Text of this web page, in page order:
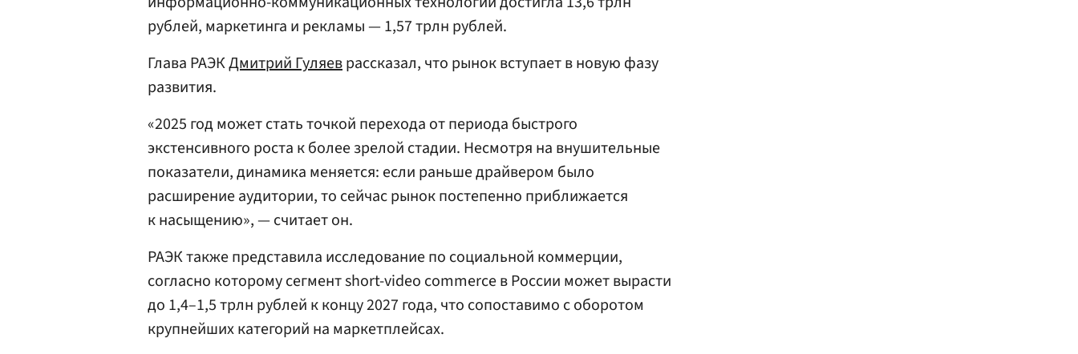
рублей, маркетинга и рекламы — 1,57 трлн рублей.
Глава РАЭКДмитрий Гуляеврассказал, что рынок вступает в новую фазу
развития.
«2025 год может стать точкой перехода от периода быстрого
экстенсивного роста к более зрелой стадии. Несмотря на внушительные
показатели, динамика меняется: если раньше драйвером было
расширение аудитории, то сейчас рынок постепенно приближается
к насыщению», — считает он.
РАЭК также представила исследование по социальной коммерции,
согласно которому сегмент short-video commerce в России может вырасти
до 1,4–1,5 трлн рублей к концу 2027 года, что сопоставимо с оборотом
крупнейших категорий на маркетплейсах.